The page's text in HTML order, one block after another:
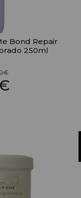
Bond Repair
250ml